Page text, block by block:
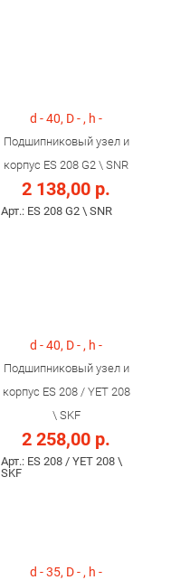
d - 40, D - , h -
Подшипниковый узел и
корпус ES 208 G2 \ SNR
2 138,00 р.
Арт.: ES 208 G2 \ SNR
d - 40, D - , h -
Подшипниковый узел и
корпус ES 208 / YET 208
\ SKF
2 258,00 р.
Арт.: ES 208 / YET 208 \
SKF
d - 35, D - , h -